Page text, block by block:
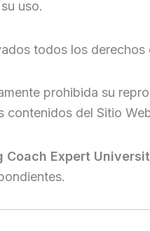
uso.
todos los
prohibida su
contenidos del Sitio
Coach Expert